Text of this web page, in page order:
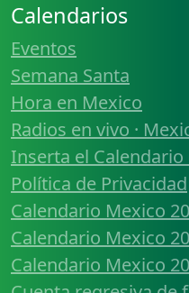
Calendarios
Eventos
Semana Santa
Hora en Mexico
Radios en vivo ·
Inserta el
Política de Privacidad
Calendario Mexico
Calendario Mexico
Calendario Mexico